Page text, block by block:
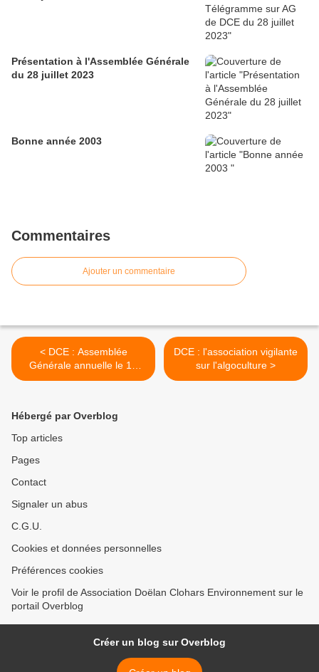
Présentation à l'Assemblée Générale
du 28 juillet 2023
Bonne année 2003
Commentaires
Ajouter un commentaire
< DCE : Assemblée
Générale annuelle le 12
août 2015
DCE : l'association vigilante
sur l'algoculture >
Hébergé par Overblog
Top articles
Pages
Contact
Signaler un abus
C.G.U.
Cookies et données personnelles
Préférences cookies
Voir le profil de Association Doëlan Clohars Environnement sur le
portail Overblog
Créer un blog sur Overblog